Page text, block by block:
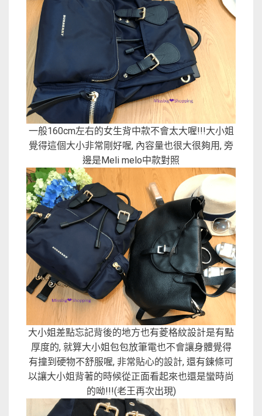
一般160cm左右的女生背中款不會太大喔!!!大小姐
覺得這個大小非常剛好喔, 內容量也很大很夠用, 旁
邊是Meli melo中款對照
大小姐差點忘記背後的地方也有菱格紋設計是有點
厚度的, 就算大小姐包包放筆電也不會讓身體覺得
有撞到硬物不舒服喔, 非常貼心的設計, 還有鍊條可
以讓大小姐背著的時候從正面看起來也還是蠻時尚
的呦!!!(老王再次出現)